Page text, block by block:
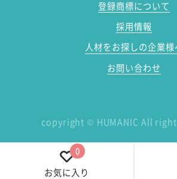
登録商標について
採用情報
人材をお探しの企業様
お問い合わせ
copyright © HUMANIC All
0
お気に入り